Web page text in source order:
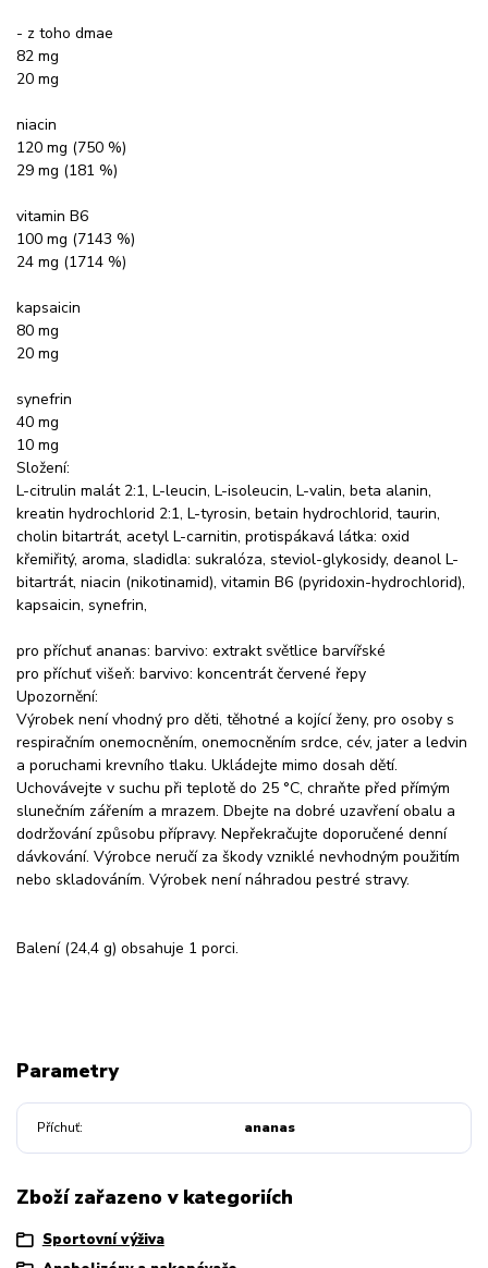
- z toho dmae
82 mg
20 mg
niacin
120 mg (750 %)
29 mg (181 %)
vitamin B6
100 mg (7143 %)
24 mg (1714 %)
kapsaicin
80 mg
20 mg
synefrin
40 mg
10 mg
Složení:
L-citrulin malát 2:1, L-leucin, L-isoleucin, L-valin, beta alanin,
kreatin hydrochlorid 2:1, L-tyrosin, betain hydrochlorid, taurin,
cholin bitartrát, acetyl L-carnitin, protispákavá látka: oxid
křemiřitý, aroma, sladidla: sukralóza, steviol-glykosidy, deanol L-
bitartrát, niacin (nikotinamid), vitamin B6 (pyridoxin-hydrochlorid),
kapsaicin, synefrin,
pro příchuť ananas: barvivo: extrakt světlice barvířské
pro příchuť višeň: barvivo: koncentrát červené řepy
Upozornění:
Výrobek není vhodný pro děti, těhotné a kojící ženy, pro osoby s
respiračním onemocněním, onemocněním srdce, cév, jater a ledvin
a poruchami krevního tlaku. Ukládejte mimo dosah dětí.
Uchovávejte v suchu při teplotě do 25 °C, chraňte před přímým
slunečním zářením a mrazem. Dbejte na dobré uzavření obalu a
dodržování způsobu přípravy. Nepřekračujte doporučené denní
dávkování. Výrobce neručí za škody vzniklé nevhodným použitím
nebo skladováním. Výrobek není náhradou pestré stravy.
Balení (24,4 g) obsahuje 1 porci.
Parametry
Příchuť ananas
Zboží zařazeno v kategoriích
Sportovní výživa